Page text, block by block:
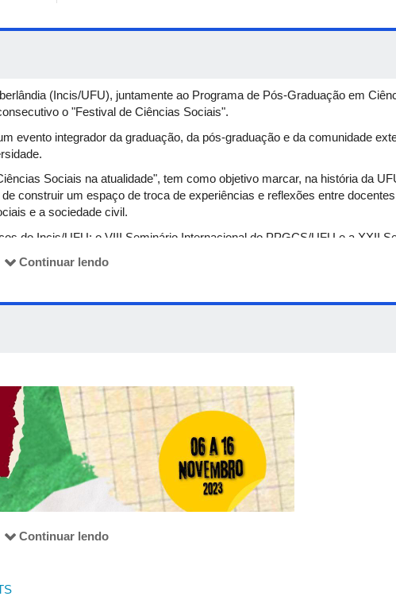
(Incis/UFU), juntamente ao Programa de Pós-Graduação em
o "Festival de Ciências Sociais".
evento integrador da graduação, da pós-graduação e da comunidade
Sociais na atualidade", tem como objetivo marcar, na história da
construir um espaço de troca de experiências e reflexões entre
e a sociedade civil.
do Incis/UFU: o VIII Seminário Internacional do PPGCS/UFU e a XXII
docentes, discentes, egressos e personalidades brasileiras que
de Uberlândia e região.
e a página do Instituto de Ciências Sociais da UFU.
Continuar lendo
Continuar lendo